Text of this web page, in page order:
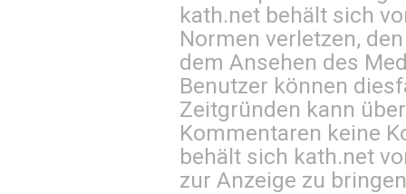
kath.net behält sich
Normen verletzen,
dem Ansehen des
Benutzer können
Zeitgründen kann
Kommentaren keine
behält sich kath.net
zur Anzeige zu